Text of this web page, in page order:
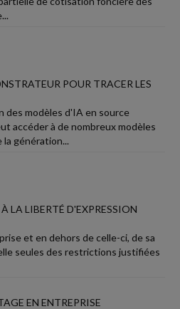
POUR TRACER LES
des modèles d'IA en source
accéder à de nombreux modèles
génération...
LA LIBERTÉ D'EXPRESSION
et en dehors de celle-ci, de sa
seules des restrictions justifiées
EN ENTREPRISE